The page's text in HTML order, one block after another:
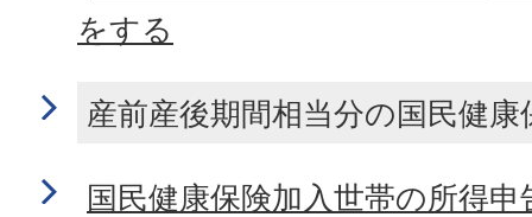
をする
産前産後期間相当分の国民健
国民健康保険加入世帯の所得